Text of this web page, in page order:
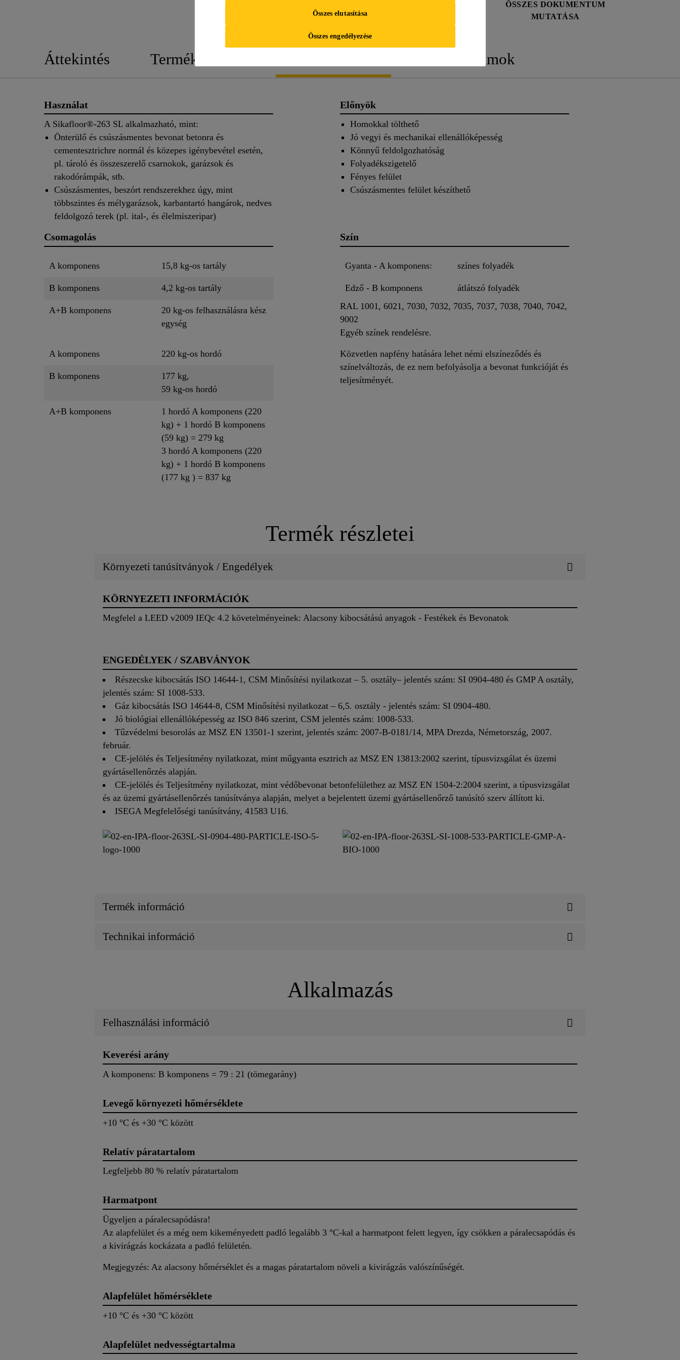
ADATLAP
ÖSSZES DOKUMENTUM
MUTATÁSA
Áttekintés Termék részletei Dokumentumok
Használat
A Sikafloor®-263 SL alkalmazható, mint:
Önterülő és csúszásmentes bevonat betonra és
cementesztrichre normál és közepes igénybevétel esetén,
pl. tároló és összeszerelő csarnokok, garázsok és
rakodórámpák, stb.
Csúszásmentes, beszórt rendszerekhez úgy, mint
többszintes és mélygarázsok, karbantartó hangárok, nedves
feldolgozó terek (pl. ital-, és élelmiszeripar)
Előnyök
Homokkal tölthető
Jó vegyi és mechanikai ellenállóképesség
Könnyű feldolgozhatóság
Folyadékszigetelő
Fényes felület
Csúszásmentes felület készíthető
Csomagolás
A komponens 15,8 kg-os tartály
B komponens 4,2 kg-os tartály
A+B komponens
20 kg-os felhasználásra kész
egység
A komponens 220 kg-os hordó
B komponens
177 kg,
59 kg-os hordó
A+B komponens
1 hordó A komponens (220
kg) + 1 hordó B komponens
(59 kg) = 279 kg
3 hordó A komponens (220
kg) + 1 hordó B komponens
(177 kg ) = 837 kg
Szín
Gyanta - A komponens: színes folyadék
Edző - B komponens
átlátszó folyadék
RAL 1001, 6021, 7030, 7032, 7035, 7037, 7038, 7040, 7042,
9002
Egyéb színek rendelésre.
Közvetlen napfény hatására lehet némi elszíneződés és
színelváltozás, de ez nem befolyásolja a bevonat funkcióját és
teljesítményét.
Termék részletei
Környezeti tanúsítványok / Engedélyek
KÖRNYEZETI INFORMÁCIÓK
Megfelel a LEED v2009 IEQc 4.2 követelményeinek: Alacsony kibocsátású anyagok - Festékek és Bevonatok
ENGEDÉLYEK / SZABVÁNYOK
Részecske kibocsátás ISO 14644-1, CSM Minősítési nyilatkozat – 5. osztály– jelentés szám: SI 0904-480 és GMP A osztály,
jelentés szám: SI 1008-533.
Gáz kibocsátás ISO 14644-8, CSM Minősítési nyilatkozat – 6,5. osztály - jelentés szám: SI 0904-480.
Jó biológiai ellenállóképesség az ISO 846 szerint, CSM jelentés szám: 1008-533.
Tűzvédelmi besorolás az MSZ EN 13501-1 szerint, jelentés szám: 2007-B-0181/14, MPA Drezda, Németország, 2007.
február.
CE-jelölés és Teljesítmény nyilatkozat, mint műgyanta esztrich az MSZ EN 13813:2002 szerint, típusvizsgálat és üzemi
gyártásellenőrzés alapján.
CE-jelölés és Teljesítmény nyilatkozat, mint védőbevonat betonfelülethez az MSZ EN 1504-2:2004 szerint, a típusvizsgálat
és az üzemi gyártásellenőrzés tanúsítványa alapján, melyet a bejelentett üzemi gyártásellenőrző tanúsító szerv állított ki.
ISEGA Megfelelőségi tanúsítvány, 41583 U16.
Termék információ
Technikai információ
Alkalmazás
Felhasználási információ
Keverési arány
A komponens: B komponens = 79 : 21 (tömegarány)
Levegő környezeti hőmérséklete
+10 °C és +30 °C között
Relatív páratartalom
Legfeljebb 80 % relatív páratartalom
Harmatpont
Ügyeljen a páralecsapódásra!
Az alapfelület és a még nem kikeményedett padló legalább 3 °C-kal a harmatpont felett legyen, így csökken a páralecsapódás és
a kivirágzás kockázata a padló felületén.
Megjegyzés: Az alacsony hőmérséklet és a magas páratartalom növeli a kivirágzás valószínűségét.
Alapfelület hőmérséklete
+10 °C és +30 °C között
Alapfelület nedvességtartalma
Összes elutasítása
Összes engedélyezése